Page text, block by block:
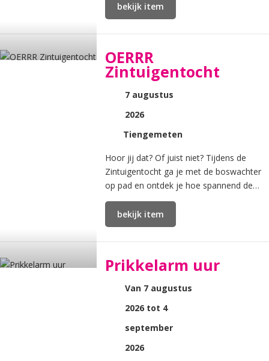
bekijk item
OERRR
Zintuigentocht
7 augustus
2026
Tiengemeten
Hoor jij dat? Of juist niet? Tijdens de
Zintuigentocht ga je met de boswachter
op pad en ontdek je hoe spannend de
natuur kan zijn als je heel stil bent en je
oren, ogen én ne
bekijk item
Prikkelarm uur
Van 7 augustus
2026 tot 4
september
2026